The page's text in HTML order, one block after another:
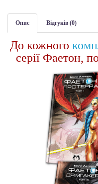
Опис Відгуків (0)
До кожного
серії Фаетон,